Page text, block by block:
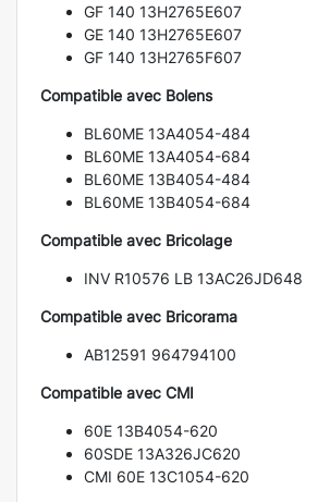
GF 140 13H2765E607
GE 140 13H2765E607
GF 140 13H2765F607
Compatible avec Bolens
BL60ME 13A4054-484
BL60ME 13A4054-684
BL60ME 13B4054-484
BL60ME 13B4054-684
Compatible avec Bricolage
INV R10576 LB 13AC26JD648
Compatible avec Bricorama
AB12591 964794100
Compatible avec CMI
60E 13B4054-620
60SDE 13A326JC620
CMI 60E 13C1054-620